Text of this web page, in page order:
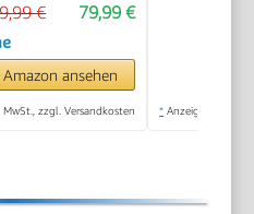
79,99 €
€
Amazon ansehen
MwSt., zzgl. Versandkosten * Anzeige